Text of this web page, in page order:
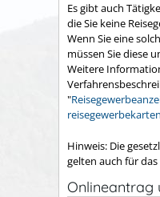
Es gibt auch
die Sie keine
Wenn Sie eine
müssen Sie diese
Weitere
"
Hinweis: Die
gelten auch für das
Onlineantrag